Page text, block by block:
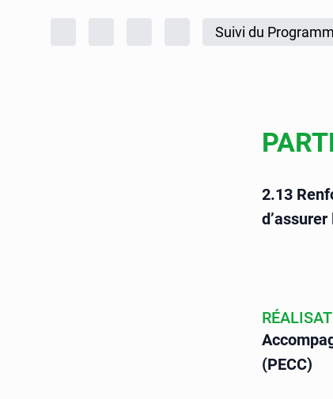
Rapports d'activités
Rapport annuel de gestion
Rapport annuel de
Suivi du
2.13
(PECC)